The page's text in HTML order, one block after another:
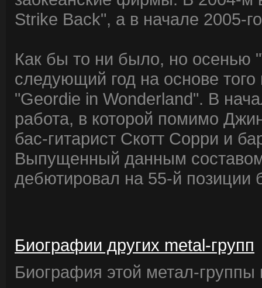
Strike Back", а в начале 2005-
Как бы то ни было, но осенью
следующий год на основе
"Geordie in Wonderland". В
работа, в которой помимо
бас-гитарист Скотт Сорри и
Выпущенный данным
дебютировал на 55-й позиции
Биографии других metal-групп
Биография этой метал-группы